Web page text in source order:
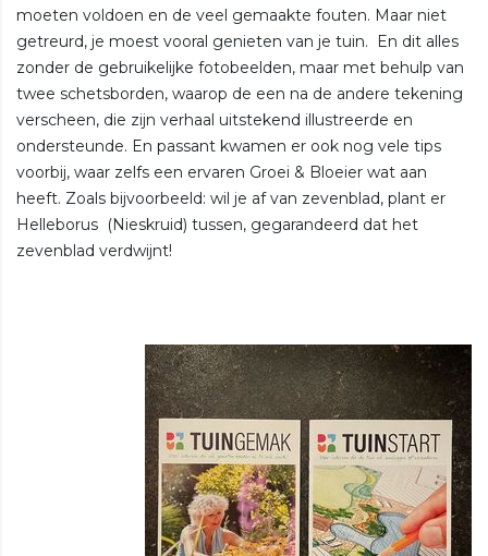
moeten voldoen en de veel gemaakte fouten. Maar niet
getreurd, je moest vooral genieten van je tuin. En dit alles
zonder de gebruikelijke fotobeelden, maar met behulp van
twee schetsborden, waarop de een na de andere tekening
verscheen, die zijn verhaal uitstekend illustreerde en
ondersteunde. En passant kwamen er ook nog vele tips
voorbij, waar zelfs een ervaren Groei & Bloeier wat aan
heeft. Zoals bijvoorbeeld: wil je af van zevenblad, plant er
Helleborus (Nieskruid) tussen, gegarandeerd dat het
zevenblad verdwijnt!